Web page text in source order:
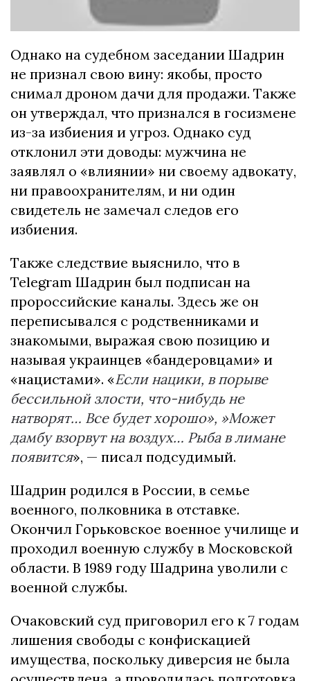
Однако на судебном заседании Шадрин
не признал свою вину: якобы, просто
снимал дроном дачи для продажи. Также
он утверждал, что признался в госизмене
из-за избиения и угроз. Однако суд
отклонил эти доводы: мужчина не
заявлял о «влиянии» ни своему адвокату,
ни правоохранителям, и ни один
свидетель не замечал следов его
избиения.
Также следствие выяснило, что в
Telegram Шадрин был подписан на
пророссийские каналы. Здесь же он
переписывался с родственниками и
знакомыми, выражая свою позицию и
называя украинцев «бандеровцами» и
«нацистами». «Если нацики, в порыве
бессильной злости, что-нибудь не
натворят… Все будет хорошо», »Может
дамбу взорвут на воздух… Рыба в лимане
появится», — писал подсудимый.
Шадрин родился в России, в семье
военного, полковника в отставке.
Окончил Горьковское военное училище и
проходил военную службу в Московской
области. В 1989 году Шадрина уволили с
военной службы.
Очаковский суд приговорил его к 7 годам
лишения свободы с конфискацией
имущества, поскольку диверсия не была